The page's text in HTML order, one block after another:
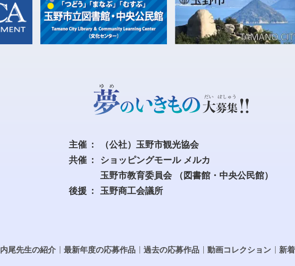
主催
（公社）玉野市観光協会
共催
ショッピングモール メルカ
玉野市教育委員会
（図書館・中央公民館）
後援
玉野商工会議所
内尾先生の紹介 最新年度の応募作品 過去の応募作品 動画コレクション 新